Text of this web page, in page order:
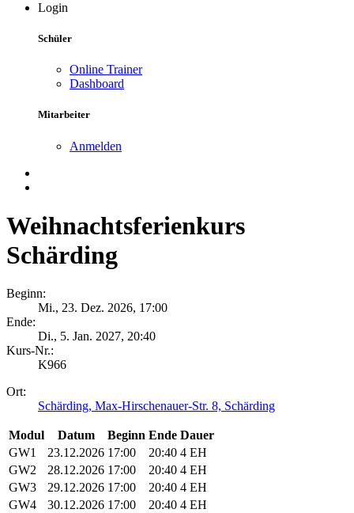
Login
Schüler
Online Trainer
Dashboard
Mitarbeiter
Anmelden
Weihnachtsferienkurs
Schärding
Beginn:
Mi., 23. Dez. 2026, 17:00
Ende:
Di., 5. Jan. 2027, 20:40
Kurs-Nr.:
K966
Ort:
Schärding, Max-Hirschenauer-Str. 8, Schärding
Modul Datum Beginn Ende Dauer
GW1
23.12.2026 17:00 20:40 4 EH
GW2
28.12.2026 17:00 20:40 4 EH
GW3
29.12.2026 17:00 20:40 4 EH
GW4
30.12.2026 17:00 20:40 4 EH